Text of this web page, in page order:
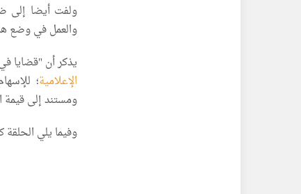
ولفت أيضا إلى
والعمل في وضع
يذكر أن "قضايا
الإعلامية؛
ومستند إلى قيمة
وفيما يلي الحلقة